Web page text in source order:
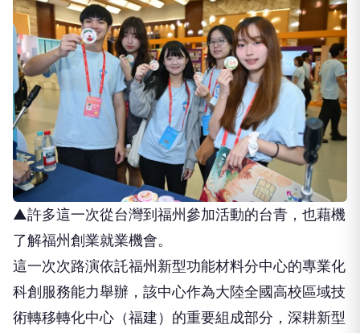
▲許多這一次從台灣到福州參加活動的台青，也藉機
了解福州創業就業機會。
這一次次路演依託福州新型功能材料分中心的專業化
科創服務能力舉辦，該中心作為大陸全國高校區域技
術轉移轉化中心（福建）的重要組成部分，深耕新型